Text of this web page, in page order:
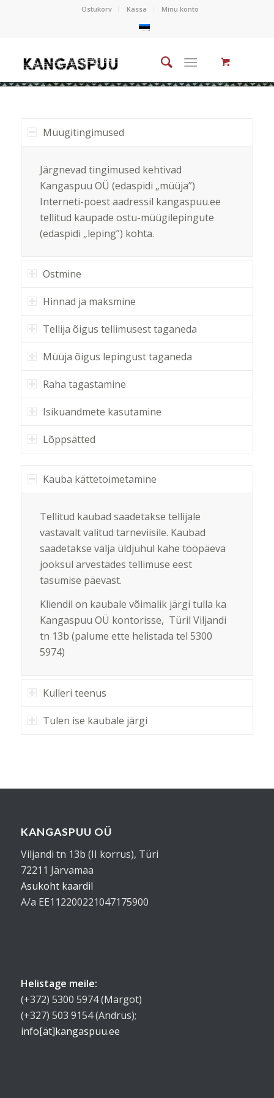
Ostukorv Kassa Minu konto
Müügitingimused
Järgnevad tingimused kehtivad
Kangaspuu OÜ (edaspidi „müüja”)
Interneti-poest aadressil kangaspuu.ee
tellitud kaupade ostu-müügilepingute
(edaspidi „leping”) kohta.
Ostmine
Hinnad ja maksmine
Tellija õigus tellimusest taganeda
Müüja õigus lepingust taganeda
Raha tagastamine
Isikuandmete kasutamine
Lõppsätted
Kauba kättetoimetamine
Tellitud kaubad saadetakse tellijale
vastavalt valitud tarneviisile. Kaubad
saadetakse välja üldjuhul kahe tööpäeva
jooksul arvestades tellimuse eest
tasumise päevast.
Kliendil on kaubale võimalik järgi tulla ka
Kangaspuu OÜ kontorisse, Türil Viljandi
tn 13b (palume ette helistada tel 5300
5974)
Kulleri teenus
Tulen ise kaubale järgi
KANGASPUU OÜ
Viljandi tn 13b (II korrus), Türi
72211 Järvamaa
Asukoht kaardil
A/a EE112200221047175900
Helistage meile:
(+372) 5300 5974 (Margot)
(+327) 503 9154 (Andrus);
info[ät]kangaspuu.ee